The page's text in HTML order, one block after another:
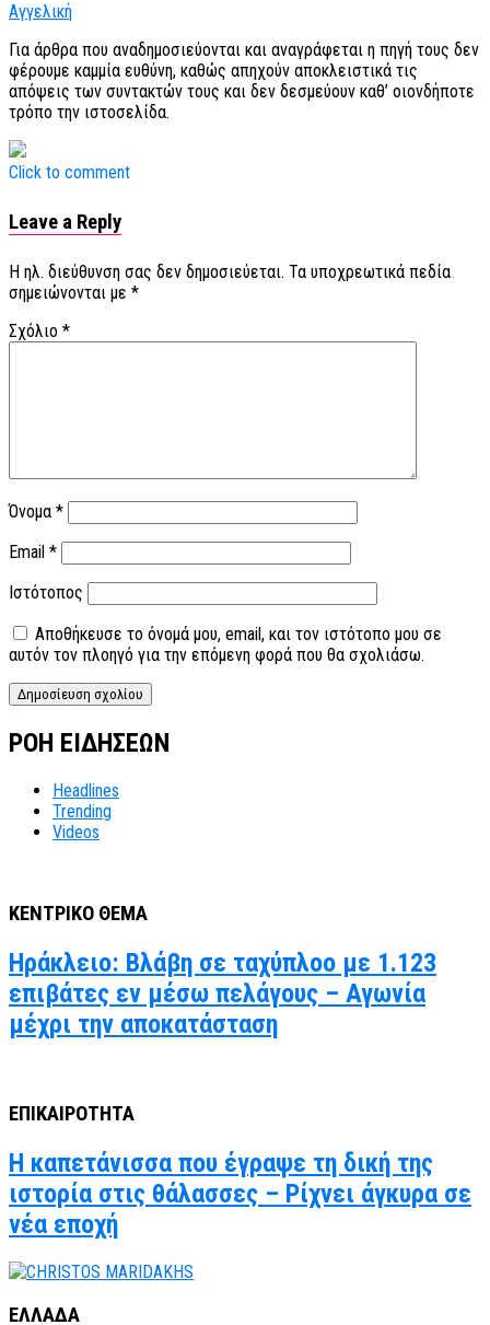
Αγγελική
Για άρθρα που αναδημοσιεύονται και αναγράφεται η πηγή τους δεν
φέρουμε καμμία ευθύνη, καθώς απηχούν αποκλειστικά τις
απόψεις των συντακτών τους και δεν δεσμεύουν καθ’ οιονδήποτε
τρόπο την ιστοσελίδα.
Click to comment
Leave a Reply
Η ηλ. διεύθυνση σας δεν δημοσιεύεται. Τα υποχρεωτικά πεδία
σημειώνονται με *
Σχόλιο *
Όνομα *
Email *
Ιστότοπος
Αποθήκευσε το όνομά μου, email, και τον ιστότοπο μου σε
αυτόν τον πλοηγό για την επόμενη φορά που θα σχολιάσω.
ΡΟΗ ΕΙΔΗΣΕΩΝ
Headlines
Trending
Videos
ΚΕΝΤΡΙΚΟ ΘΕΜΑ
Ηράκλειο: Βλάβη σε ταχύπλοο με 1.123
επιβάτες εν μέσω πελάγους – Αγωνία
μέχρι την αποκατάσταση
ΕΠΙΚΑΙΡΟΤΗΤΑ
Η καπετάνισσα που έγραψε τη δική της
ιστορία στις θάλασσες – Ρίχνει άγκυρα σε
νέα εποχή
ΕΛΛΑΔΑ